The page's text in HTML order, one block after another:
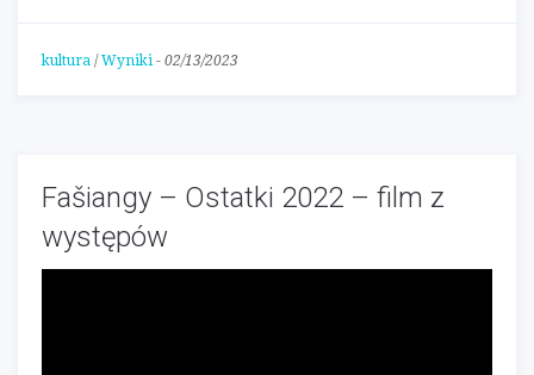
kultura / Wyniki- 02/13/2023
Fašiangy – Ostatki 2022 – film z
występów